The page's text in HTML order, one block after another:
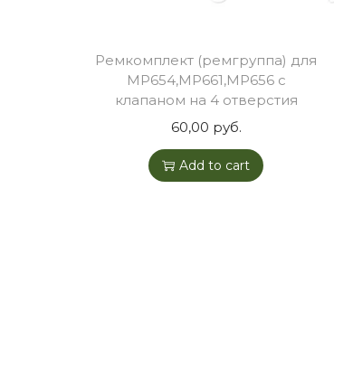
Ремкомплект (ремгруппа) для
МР654,МР661,МР656 с
клапаном на 4 отверстия
60,00 руб.
Add to cart